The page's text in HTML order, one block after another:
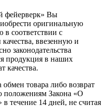
фейерверк» Вы
оригинальную
соответствии с
ввезенную и
законодательства
продукция в наших
качества.
товара либо возврат
положениям Закона «О
течение 14 дней, не считая